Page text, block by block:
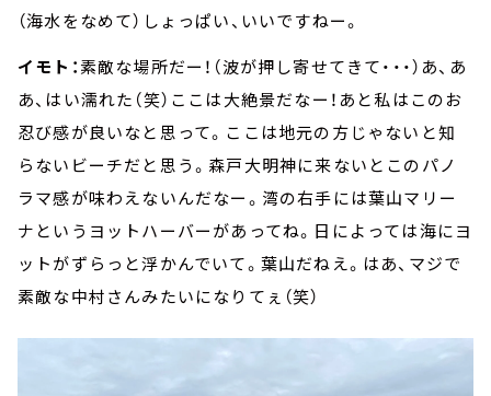
（海水をなめて）しょっぱい、いいですねー。
イモト：素敵な場所だー！（波が押し寄せてきて・・・）あ、あ
あ、はい濡れた（笑）ここは大絶景だなー！あと私はこのお
忍び感が良いなと思って。ここは地元の方じゃないと知
らないビーチだと思う。森戸大明神に来ないとこのパノ
ラマ感が味わえないんだなー。湾の右手には葉山マリー
ナというヨットハーバーがあってね。日によっては海にヨ
ットがずらっと浮かんでいて。葉山だねえ。はあ、マジで
素敵な中村さんみたいになりてぇ（笑）